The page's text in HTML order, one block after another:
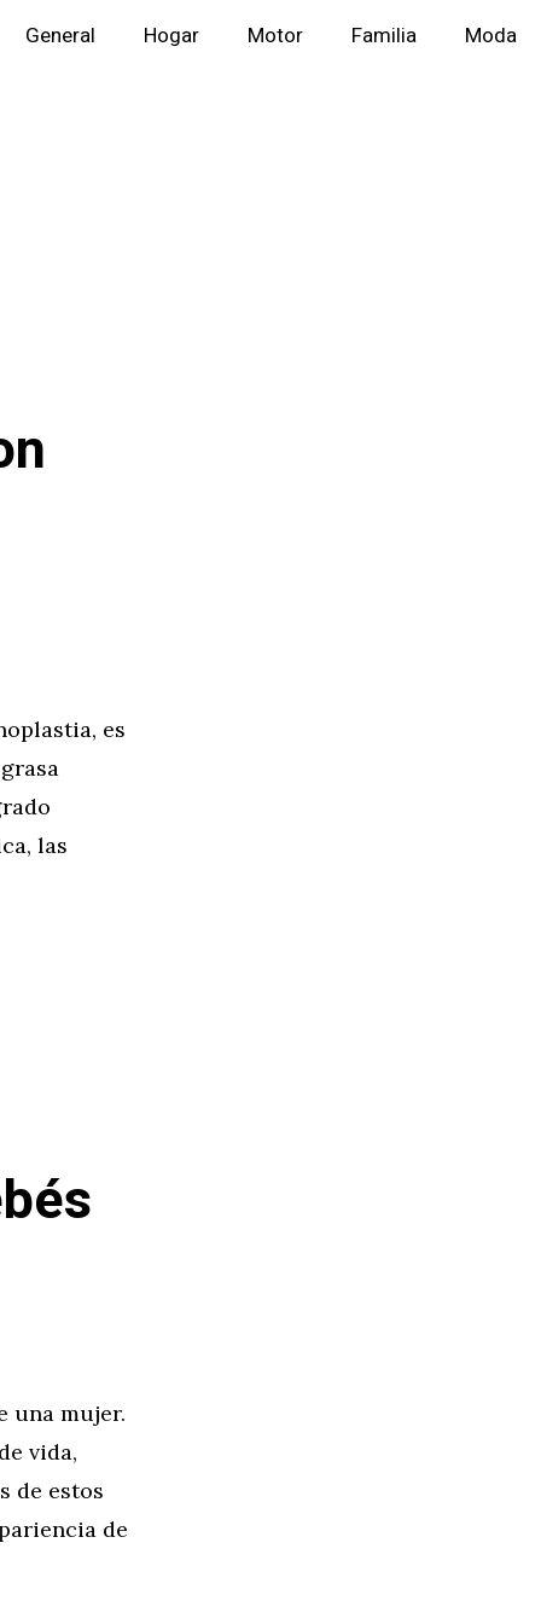
General Hogar Motor Familia Moda
es
las
una mujer.
vida,
de estos
de